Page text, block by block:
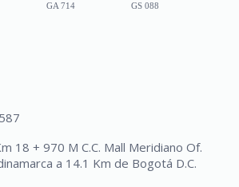
GA 714 GS 088
18 + 970 M C.C. Mall Meridiano Of.
a 14.1 Km de Bogotá D.C.